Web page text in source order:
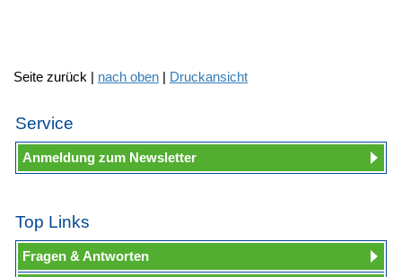
Seite zurück | nach oben | Druckansicht
Service
Anmeldung zum Newsletter
Top Links
Fragen & Antworten